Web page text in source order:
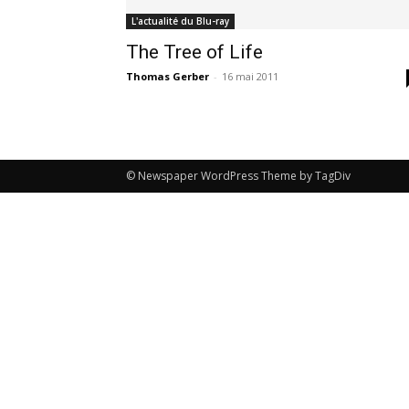
L'actualité du Blu-ray
The Tree of Life
Thomas Gerber - 16 mai 2011
© Newspaper WordPress Theme by TagDiv